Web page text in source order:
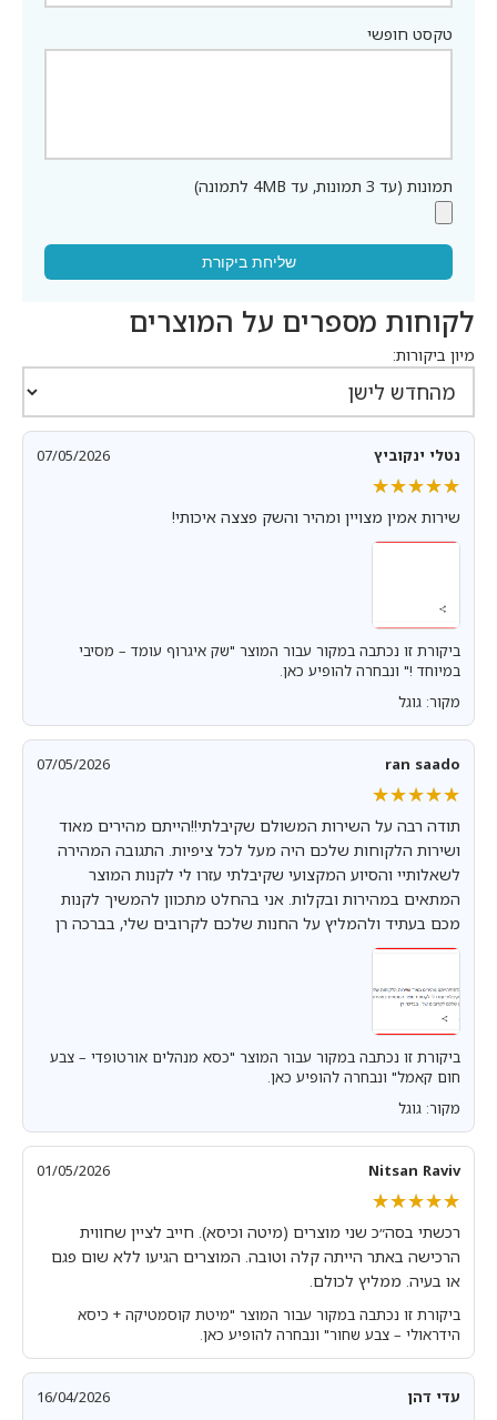
טקסט חופשי
תמונות (עד 3 תמונות, עד 4MB לתמונה)
שליחת ביקורת
לקוחות מספרים על המוצרים
מיון ביקורות:
נטלי ינקוביץ 07/05/2026
★★★★★
★★★★★
שירות אמין מצויין ומהיר והשק פצצה איכותי!
ביקורת זו נכתבה במקור עבור המוצר "שק איגרוף עומד – מסיבי
במיוחד !" ונבחרה להופיע כאן.
מקור: גוגל
ran saado
07/05/2026
★★★★★
★★★★★
תודה רבה על השירות המשולם שקיבלתי!!הייתם מהירים מאוד
ושירות הלקוחות שלכם היה מעל לכל ציפיות. התגובה המהירה
לשאלותיי והסיוע המקצועי שקיבלתי עזרו לי לקנות המוצר
המתאים במהירות ובקלות. אני בהחלט מתכוון להמשיך לקנות
מכם בעתיד ולהמליץ על החנות שלכם לקרובים שלי, בברכה רן
ביקורת זו נכתבה במקור עבור המוצר "כסא מנהלים אורטופדי – צבע
חום קאמל" ונבחרה להופיע כאן.
מקור: גוגל
Nitsan Raviv
01/05/2026
★★★★★
★★★★★
רכשתי בסה״כ שני מוצרים (מיטה וכיסא). חייב לציין שחווית
הרכישה באתר הייתה קלה וטובה. המוצרים הגיעו ללא שום פגם
או בעיה. ממליץ לכולם.
ביקורת זו נכתבה במקור עבור המוצר "מיטת קוסמטיקה + כיסא
הידראולי – צבע שחור" ונבחרה להופיע כאן.
עדי דהן 16/04/2026